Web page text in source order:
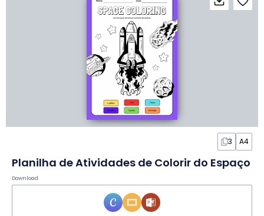
3 A4
Planilha de Atividades de Colorir do Espaço
Download